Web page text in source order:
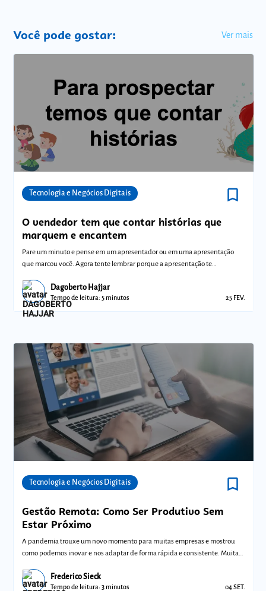
Você pode gostar: Ver mais
Tecnologia e Negócios Digitais bookmark_border
O vendedor tem que contar histórias que
marquem e encantem
Pare um minuto e pense em um apresentador ou em uma apresentação
que marcou você. Agora tente lembrar porque a apresentação te
Dagoberto Hajjar
Tempo de leitura: 5 minutos 25 FEV.
Tecnologia e Negócios Digitais bookmark_border
Gestão Remota: Como Ser Produtivo Sem
Estar Próximo
A pandemia trouxe um novo momento para muitas empresas e mostrou
como podemos inovar e nos adaptar de forma rápida e consistente. Muitas
Frederico Sieck
Tempo de leitura: 3 minutos 04 SET.